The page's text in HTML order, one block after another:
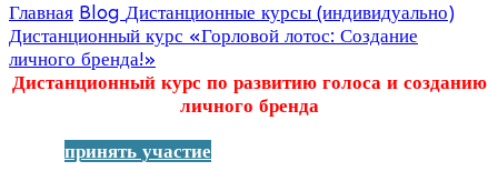
Главная Blog Дистанционные курсы (индивидуально)
Дистанционный курс «Горловой лотос: Создание
личного бренда!»
Дистанционный курс по развитию голоса и созданию
личного бренда
принять участие